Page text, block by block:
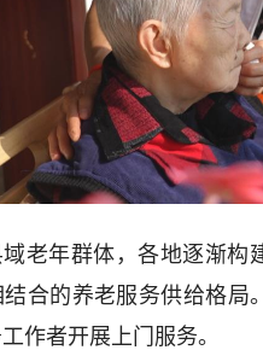
老年群体，各地逐渐构
合的养老服务供给格局
作者开展上门服务。